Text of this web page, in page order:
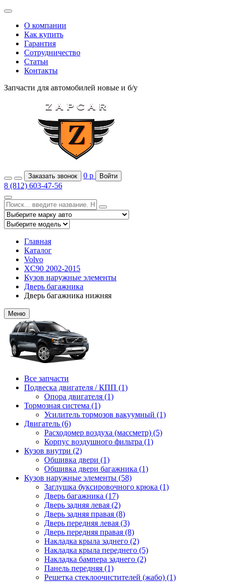
О компании
Как купить
Гарантия
Сотрудничество
Статьи
Контакты
Запчасти для автомобилей новые и б/у
Заказать звонок 0 р Войти
8 (812) 603-47-56
Главная
Каталог
Volvo
XC90 2002-2015
Кузов наружные элементы
Дверь багажника
Дверь багажника нижняя
Меню
Все запчасти
Подвеска двигателя / КПП (1)
Опора двигателя (1)
Тормозная система (1)
Усилитель тормозов вакуумный (1)
Двигатель (6)
Расходомер воздуха (массметр) (5)
Корпус воздушного фильтра (1)
Кузов внутри (2)
Обшивка двери (1)
Обшивка двери багажника (1)
Кузов наружные элементы (58)
Заглушка буксировочного крюка (1)
Дверь багажника (17)
Дверь задняя левая (2)
Дверь задняя правая (8)
Дверь передняя левая (3)
Дверь передняя правая (8)
Накладка крыла заднего (2)
Накладка крыла переднего (5)
Накладка бампера заднего (2)
Панель передняя (1)
Решетка стеклоочистителей (жабо) (1)